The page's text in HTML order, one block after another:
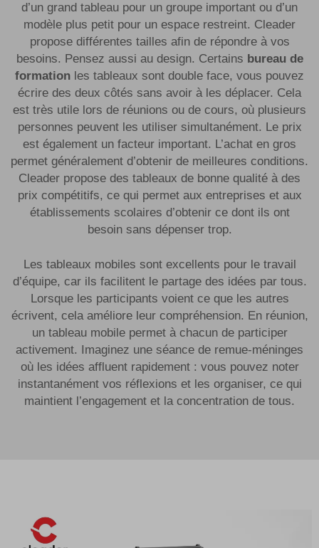
d’un grand tableau pour un groupe important ou d’un
modèle plus petit pour un espace restreint. Cleader
propose différentes tailles afin de répondre à vos
besoins. Pensez aussi au design. Certains bureau de
formation les tableaux sont double face, vous pouvez
écrire des deux côtés sans avoir à les déplacer. Cela
est très utile lors de réunions ou de cours, où plusieurs
personnes peuvent les utiliser simultanément. Le prix
est également un facteur important. L’achat en gros
permet généralement d’obtenir de meilleures conditions.
Cleader propose des tableaux de bonne qualité à des
prix compétitifs, ce qui permet aux entreprises et aux
établissements scolaires d’obtenir ce dont ils ont
besoin sans dépenser trop.
Les tableaux mobiles sont excellents pour le travail
d’équipe, car ils facilitent le partage des idées par tous.
Lorsque les participants voient ce que les autres
écrivent, cela améliore leur compréhension. En réunion,
un tableau mobile permet à chacun de participer
activement. Imaginez une séance de remue-méninges
où les idées affluent rapidement : vous pouvez noter
instantanément vos réflexions et les organiser, ce qui
maintient l’engagement et la concentration de tous.